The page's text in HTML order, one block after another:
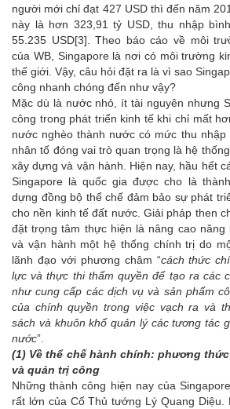
người mới chỉ đạt 427 USD thì đến năm
này là hơn 323,91 tỷ USD, thu nhập
55.235 USD[3] . Theo báo cáo về môi
của WB, Singapore là nơi có môi trường
thế giới. Vậy, câu hỏi đặt ra là vì sao
công nhanh chóng đến như vậy?
Mặc dù là nước nhỏ, ít tài nguyên nhưng
công trong phát triển kinh tế khi chỉ mất
nước nghèo thành nước có mức thu nhập
nhân tố đóng vai trò quan trọng là hệ
xây dựng và vận hành. Hiện nay, hầu hết
Singapore là quốc gia được cho là
dựng đồng bộ thể chế đảm bảo sự phát
cho nền kinh tế đất nước. Giải pháp then
đặt trọng tâm thực hiện là nâng cao
và vận hành một hệ thống chính trị do
lãnh đạo với phương châm “cách thức
lực và thực thi thẩm quyền để tạo ra các
như cung cấp các dịch vụ và sản phẩm
của chính quyền trong việc vạch ra và
sách và khuôn khổ quản lý các tương tác
nước”.
(1) Về thể chế hành chính: phương
và quản trị công
Những thành công hiện nay của
rất lớn của Cố Thủ tướng Lý Quang Diệu.